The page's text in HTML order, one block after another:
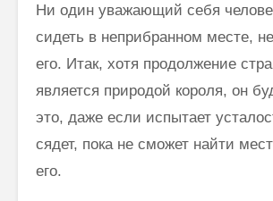
Ни один уважающий себя
сидеть в неприбранном месте,
его. Итак, хотя продолжение
является природой короля, он
это, даже если испытает
сядет, пока не сможет найти
его.